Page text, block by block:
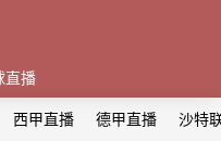
直播
西甲直播 德甲直播 沙特